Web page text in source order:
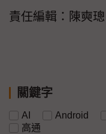
責任編輯：陳奭璁
關鍵字
AI Android
高通